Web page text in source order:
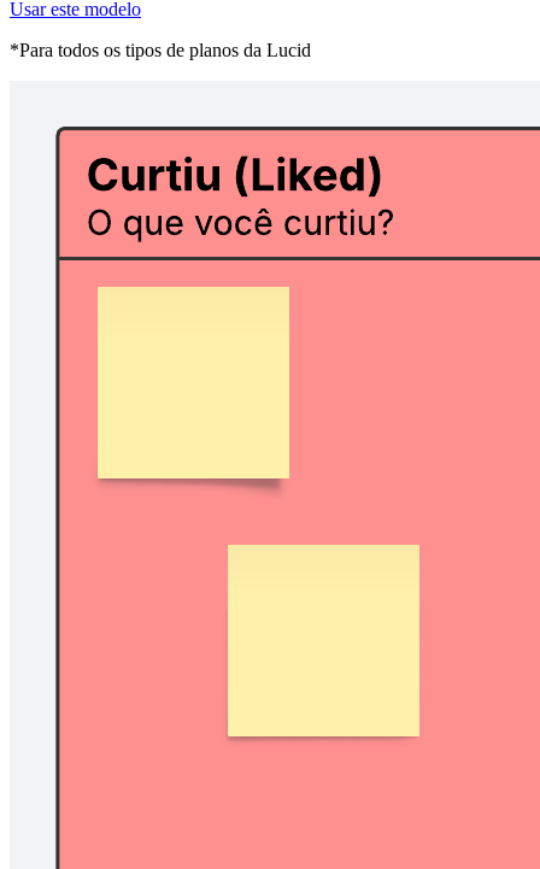
Usar este modelo
*Para todos os tipos de planos da Lucid